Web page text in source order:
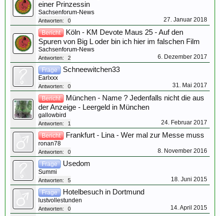
einer Prinzessin
Sachsenforum-News
Antworten: 0 27. Januar 2018
Bericht
Köln - KM Devote Maus 25 - Auf den
Spuren von Big L oder bin ich hier im falschen Film
Sachsenforum-News
Antworten: 2 6. Dezember 2017
Frage Schneewitchen33
Earlxxx
Antworten: 0 31. Mai 2017
Bericht
München - Name ? Jedenfalls nicht die aus
der Anzeige - Leergeld in München
gallowbird
Antworten: 1 24. Februar 2017
Bericht Frankfurt - Lina - Wer mal zur Messe muss
ronan78
Antworten: 0 8. November 2016
Frage Usedom
Summi
Antworten: 5 18. Juni 2015
Frage Hotelbesuch in Dortmund
lustvollestunden
Antworten: 0 14. April 2015